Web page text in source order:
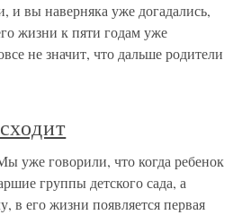
и вы наверняка уже догадались,
жизни к пяти годам уже
не значит, что дальше родители
уже говорили, что когда ребенок
группы детского сада, а
в его жизни появляется первая